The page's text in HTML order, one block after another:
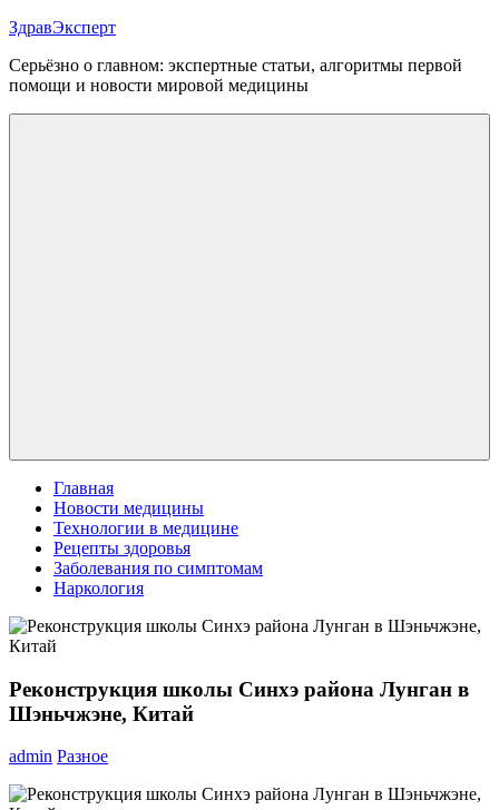
Перейти
содержимому
ЗдравЭксперт
Серьёзно о главном: экспертные статьи, алгоритмы первой
помощи и новости мировой медицины
Главная
Новости медицины
Технологии в медицине
Рецепты здоровья
Заболевания по симптомам
Наркология
Реконструкция школы Синхэ района Лунган в
Шэньчжэне, Китай
admin Разное